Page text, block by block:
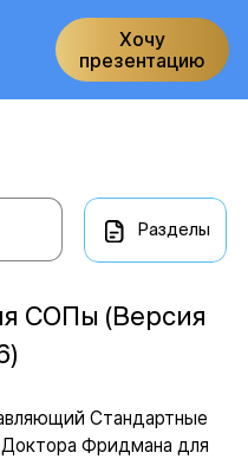
Хочу
презентацию
Разделы
СОПы (Версия
Стандартные
Фридмана для